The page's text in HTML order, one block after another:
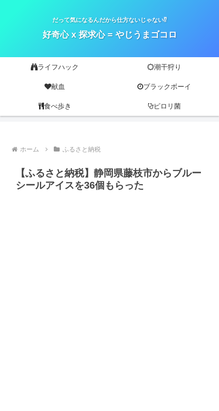
だって気になるんだから仕方ないじゃない⁉
好奇心 x 探求心 = やじうまゴコロ
ライフハック 潮干狩り
献血 ブラックボーイ
食べ歩き ピロリ菌
ホーム ふるさと納税
【ふるさと納税】静岡県藤枝市からブルー
シールアイスを36個もらった